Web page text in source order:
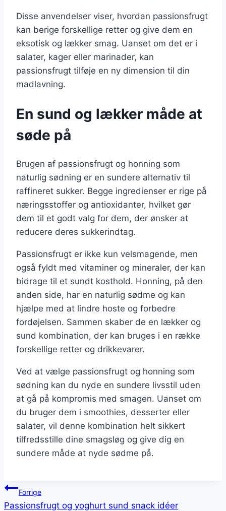
Disse anvendelser viser, hvordan passionsfrugt
kan berige forskellige retter og give dem en
eksotisk og lækker smag. Uanset om det er i
salater, kager eller marinader, kan
passionsfrugt tilføje en ny dimension til din
madlavning.
En sund og lækker måde at
søde på
Brugen af passionsfrugt og honning som
naturlig sødning er en sundere alternativ til
raffineret sukker. Begge ingredienser er rige på
næringsstoffer og antioxidanter, hvilket gør
dem til et godt valg for dem, der ønsker at
reducere deres sukkerindtag.
Passionsfrugt er ikke kun velsmagende, men
også fyldt med vitaminer og mineraler, der kan
bidrage til et sundt kosthold. Honning, på den
anden side, har en naturlig sødme og kan
hjælpe med at lindre hoste og forbedre
fordøjelsen. Sammen skaber de en lækker og
sund kombination, der kan bruges i en række
forskellige retter og drikkevarer.
Ved at vælge passionsfrugt og honning som
sødning kan du nyde en sundere livsstil uden
at gå på kompromis med smagen. Uanset om
du bruger dem i smoothies, desserter eller
salater, vil denne kombination helt sikkert
tilfredsstille dine smagsløg og give dig en
sundere måde at nyde sødme på.
Indlægsnavigation
Forrige
Passionsfrugt og yoghurt sund snack idéer